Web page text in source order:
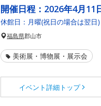
開催日程： 2026年4月11
休館日：月曜(祝日の場合は翌日)
福島県郡山市
美術展・博物展・展示会
イベント詳細 トップ